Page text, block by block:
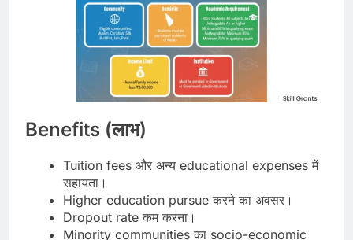
Benefits (लाभ)
Tuition fees और अन्य educational expenses में
सहायता।
Higher education pursue करने का अवसर।
Dropout rate कम करना।
Minority communities का socio-economic